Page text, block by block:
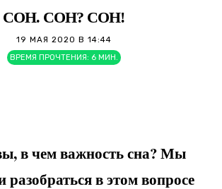
СОН. СОН? СОН!
19 МАЯ 2020 В 14:44
ВРЕМЯ ПРОЧТЕНИЯ: 6 МИН.
в чем важность сна? Мы
разобраться в этом вопросе